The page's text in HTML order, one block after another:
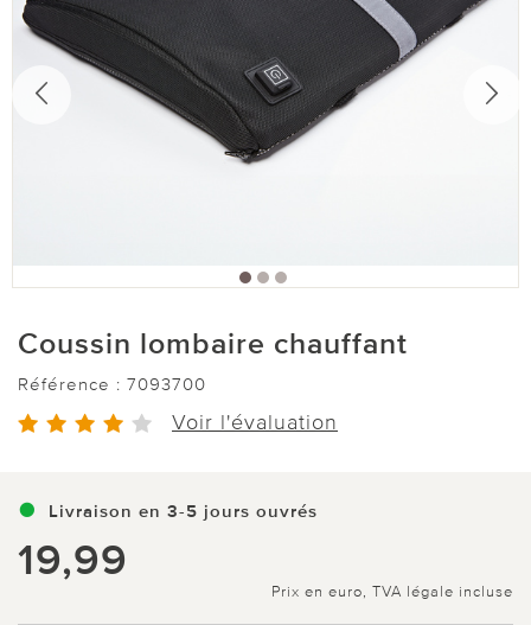
Coussin lombaire chauffant
Référence : 7093700
Voir l'évaluation
Livraison en 3-5 jours ouvrés
19,99
Prix en euro, TVA légale incluse